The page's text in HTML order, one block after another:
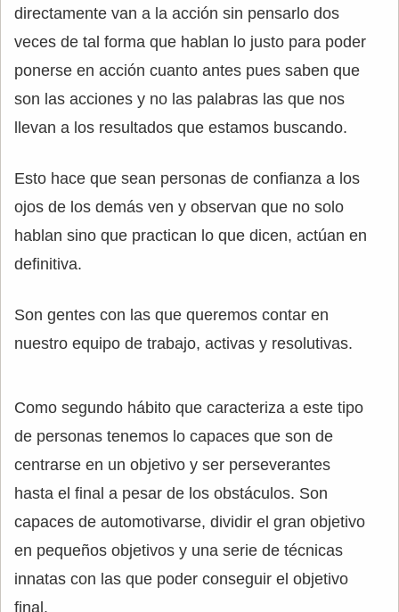
directamente van a la acción sin pensarlo dos
veces de tal forma que hablan lo justo para poder
ponerse en acción cuanto antes pues saben que
son las acciones y no las palabras las que nos
llevan a los resultados que estamos buscando.
Esto hace que sean personas de confianza a los
ojos de los demás ven y observan que no solo
hablan sino que practican lo que dicen, actúan en
definitiva.
Son gentes con las que queremos contar en
nuestro equipo de trabajo, activas y resolutivas.
Como segundo hábito que caracteriza a este tipo
de personas tenemos lo capaces que son de
centrarse en un objetivo y ser perseverantes
hasta el final a pesar de los obstáculos. Son
capaces de automotivarse, dividir el gran objetivo
en pequeños objetivos y una serie de técnicas
innatas con las que poder conseguir el objetivo
final.